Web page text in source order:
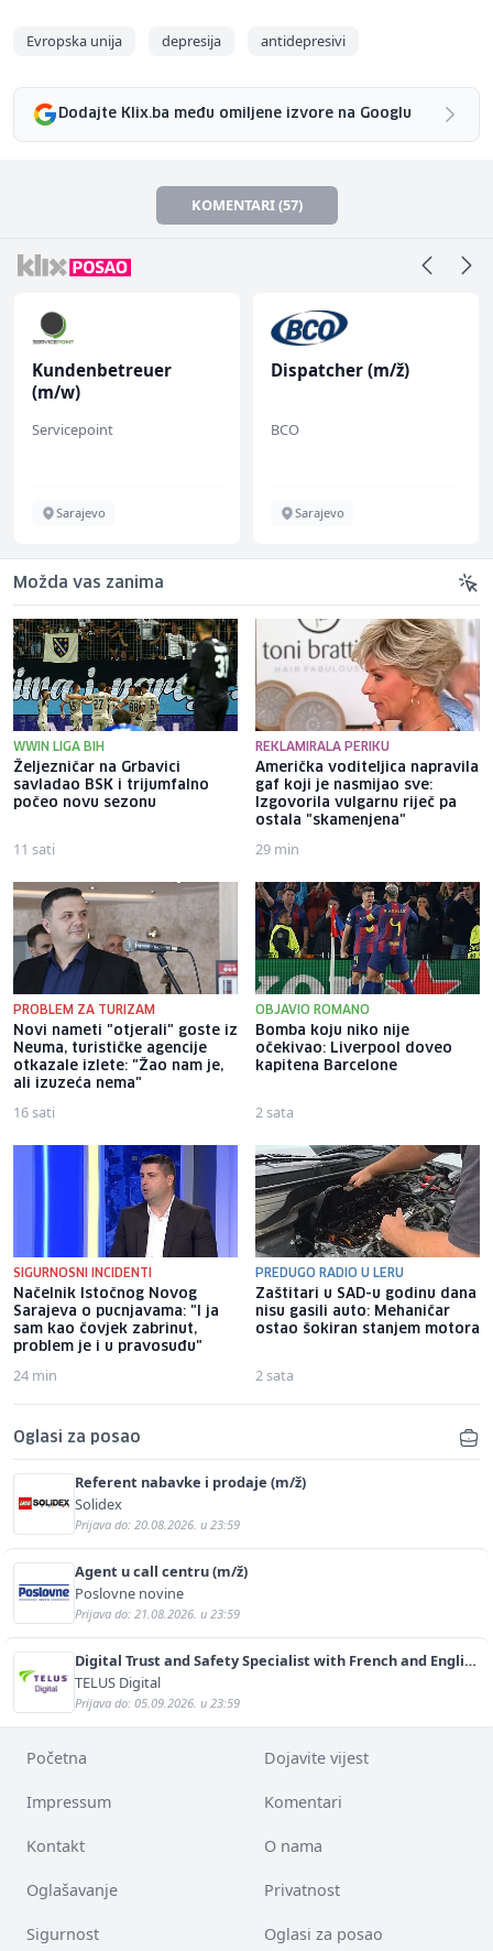
Evropska unija depresija antidepresivi
Dodajte Klix.ba među omiljene izvore na Googlu
KOMENTARI (57)
Kundenbetreuer
(m/w)
Servicepoint
Sarajevo
Dispatcher (m/ž)
BCO
Sarajevo
Možda vas zanima
WWIN LIGA BIH
Željezničar na Grbavici
savladao BSK i trijumfalno
počeo novu sezonu
11 sati
REKLAMIRALA PERIKU
Američka voditeljica napravila
gaf koji je nasmijao sve:
Izgovorila vulgarnu riječ pa
ostala "skamenjena"
29 min
PROBLEM ZA TURIZAM
Novi nameti "otjerali" goste iz
Neuma, turističke agencije
otkazale izlete: "Žao nam je,
ali izuzeća nema"
16 sati
OBJAVIO ROMANO
Bomba koju niko nije
očekivao: Liverpool doveo
kapitena Barcelone
2 sata
SIGURNOSNI INCIDENTI
Načelnik Istočnog Novog
Sarajeva o pucnjavama: "I ja
sam kao čovjek zabrinut,
problem je i u pravosuđu"
24 min
PREDUGO RADIO U LERU
Zaštitari u SAD-u godinu dana
nisu gasili auto: Mehaničar
ostao šokiran stanjem motora
2 sata
Oglasi za posao
Referent nabavke i prodaje (m/ž)
Solidex
Prijava do: 20.08.2026. u 23:59
Agent u call centru (m/ž)
Poslovne novine
Prijava do: 21.08.2026. u 23:59
Digital Trust and Safety Specialist with French and English
(m/f)
TELUS Digital
Prijava do: 05.09.2026. u 23:59
Početna Dojavite vijest
Impressum Komentari
Kontakt O nama
Oglašavanje Privatnost
Sigurnost Oglasi za posao